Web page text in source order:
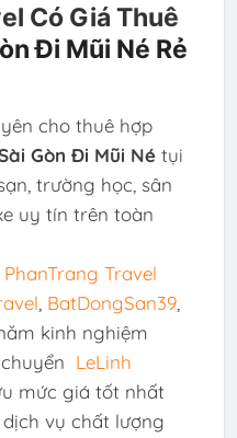
Có Giá Thuê
Đi Mũi Né Rẻ
cho thuê hợp
Gòn Đi Mũi Nétụi
trường học, sân
uy tín trên toàn
PhanTrang Travel
BatDongSan39,
kinh nghiệm
LeLinh
mức giá tốt nhất
vụ chất lượng